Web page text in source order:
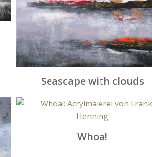
Seascape with clouds
Whoa!